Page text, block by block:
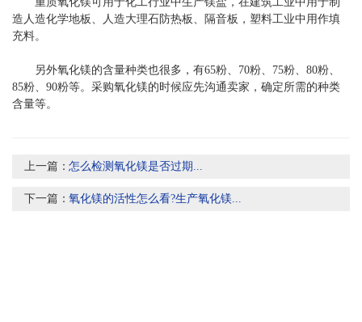
造人造化学地板、人造大理石防热板、隔音板，塑料工业中用作填
充料。
另外氧化镁的含量种类也很多，有65粉、70粉、75粉、80粉、
85粉、90粉等。采购氧化镁的时候应先沟通卖家，确定所需的种类
含量等。
上一篇：怎么检测氧化镁是否过期...
下一篇：氧化镁的活性怎么看?生产氧化镁...